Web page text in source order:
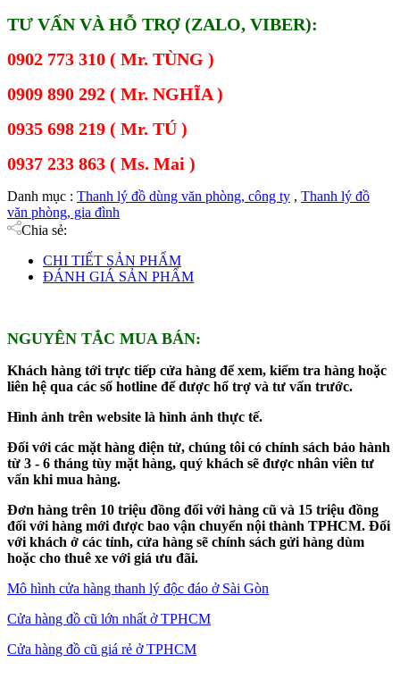
TƯ VẤN VÀ HỖ TRỢ (ZALO, VIBER):
0902 773 310 ( Mr. TÙNG )
0909 890 292 ( Mr. NGHĨA )
0935 698 219 ( Mr. TÚ )
0937 233 863 ( Ms. Mai )
Danh mục : Thanh lý đồ dùng văn phòng, công ty , Thanh lý đồ
văn phòng, gia đình
Chia sẻ:
CHI TIẾT SẢN PHẨM
ĐÁNH GIÁ SẢN PHẨM
NGUYÊN TẮC MUA BÁN:
Khách hàng tới trực tiếp cửa hàng để xem, kiểm tra hàng hoặc
liên hệ qua các số hotline để được hổ trợ và tư vấn trước.
Hình ảnh trên website là hình ảnh thực tế.
Đối với các mặt hàng điện tử, chúng tôi có chính sách bảo hành
từ 3 - 6 tháng tùy mặt hàng, quý khách sẽ được nhân viên tư
vấn khi mua hàng.
Đơn hàng trên 10 triệu đồng đối với hàng cũ và 15 triệu đồng
đối với hàng mới được bao vận chuyển nội thành TPHCM. Đối
với khách ở các tỉnh, cửa hàng sẽ chính sách gửi hàng dùm
hoặc cho thuê xe với giá ưu đãi.
Mô hình cửa hàng thanh lý độc đáo ở Sài Gòn
Cửa hàng đồ cũ lớn nhất ở TPHCM
Cửa hàng đồ cũ giá rẻ ở TPHCM